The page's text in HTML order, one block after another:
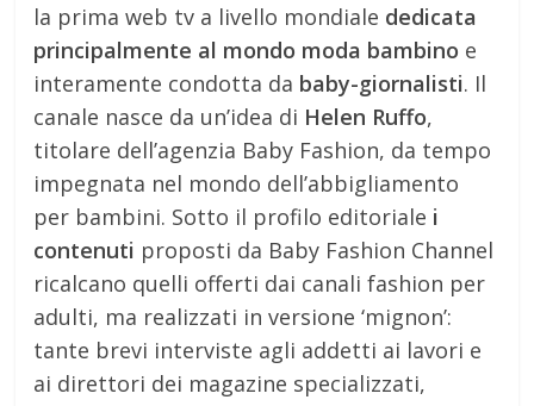
la prima web tv a livello mondiale dedicata
principalmente al mondo moda bambino e
interamente condotta da baby-giornalisti. Il
canale nasce da un’idea di Helen Ruffo,
titolare dell’agenzia Baby Fashion, da tempo
impegnata nel mondo dell’abbigliamento
per bambini. Sotto il profilo editoriale i
contenuti proposti da Baby Fashion Channel
ricalcano quelli offerti dai canali fashion per
adulti, ma realizzati in versione ‘mignon’:
tante brevi interviste agli addetti ai lavori e
ai direttori dei magazine specializzati,